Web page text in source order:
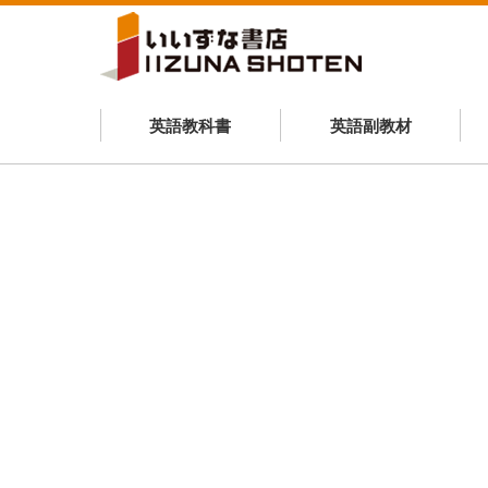
英語教科書 英語副教材